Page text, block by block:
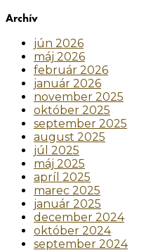
Archív
jún 2026
máj 2026
február 2026
január 2026
november 2025
október 2025
september 2025
august 2025
júl 2025
máj 2025
apríl 2025
marec 2025
január 2025
december 2024
október 2024
september 2024